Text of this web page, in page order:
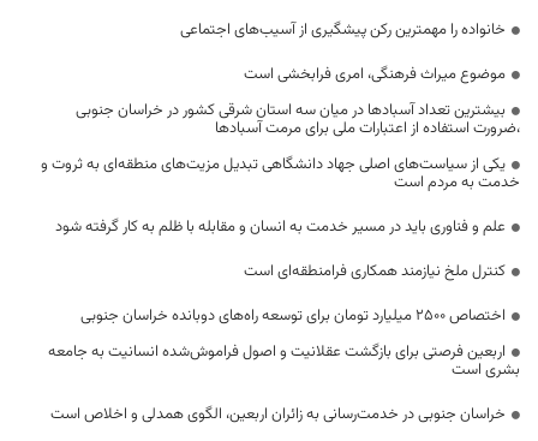
خانواده را مهمترین رکن پیشگیری از آسیب‌های اجتماعی
موضوع میراث فرهنگی، امری فرابخشی است
بیشترین تعداد آسبادها در میان سه استان شرقی کشور در خراسان جنوبی
،ضرورت استفاده از اعتبارات ملی برای مرمت آسبادها
یکی از سیاست‌های اصلی جهاد دانشگاهی تبدیل مزیت‌های منطقه‌ای به ثروت و
خدمت به مردم است
علم و فناوری باید در مسیر خدمت به انسان و مقابله با ظلم به کار گرفته شود
کنترل ملخ نیازمند همکاری فرامنطقه‌ای است
اختصاص 2500 میلیارد تومان برای توسعه راه‌های دوبانده خراسان جنوبی
اربعین فرصتی برای بازگشت عقلانیت و اصول فراموش‌شده انسانیت به جامعه
بشری است
خراسان جنوبی در خدمت‌رسانی به زائران اربعین، الگوی همدلی و اخلاص است